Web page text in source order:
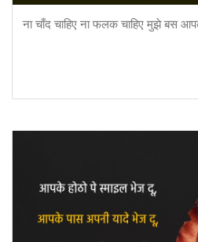
ना चाँद चाहिए ना फलक चाहिए मुझे बस